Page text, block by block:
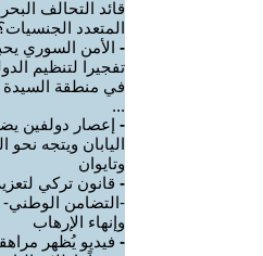
قائد التحالف
المتعدد
- الأمن السوري
تفجيرا لتنظيم
في منطقة السيدة
...
- إعصار دولفين
اليابان ويتجه نحو
وتايوان
- قانون تركي
-التضامن الوطني-
وإنهاء الإرهاب
- فيديو يُظهر